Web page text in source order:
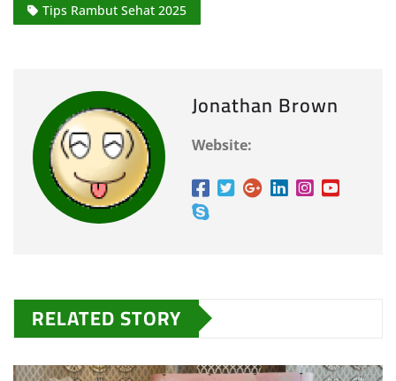
Tips Rambut Sehat 2025
Jonathan Brown
Website:
RELATED STORY